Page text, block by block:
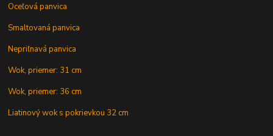
Oceľová panvica
Smaltovaná panvica
Nepriľnavá panvica
Wok, priemer: 31 cm
Wok, priemer: 36 cm
Liatinový wok s pokrievkou 32 cm